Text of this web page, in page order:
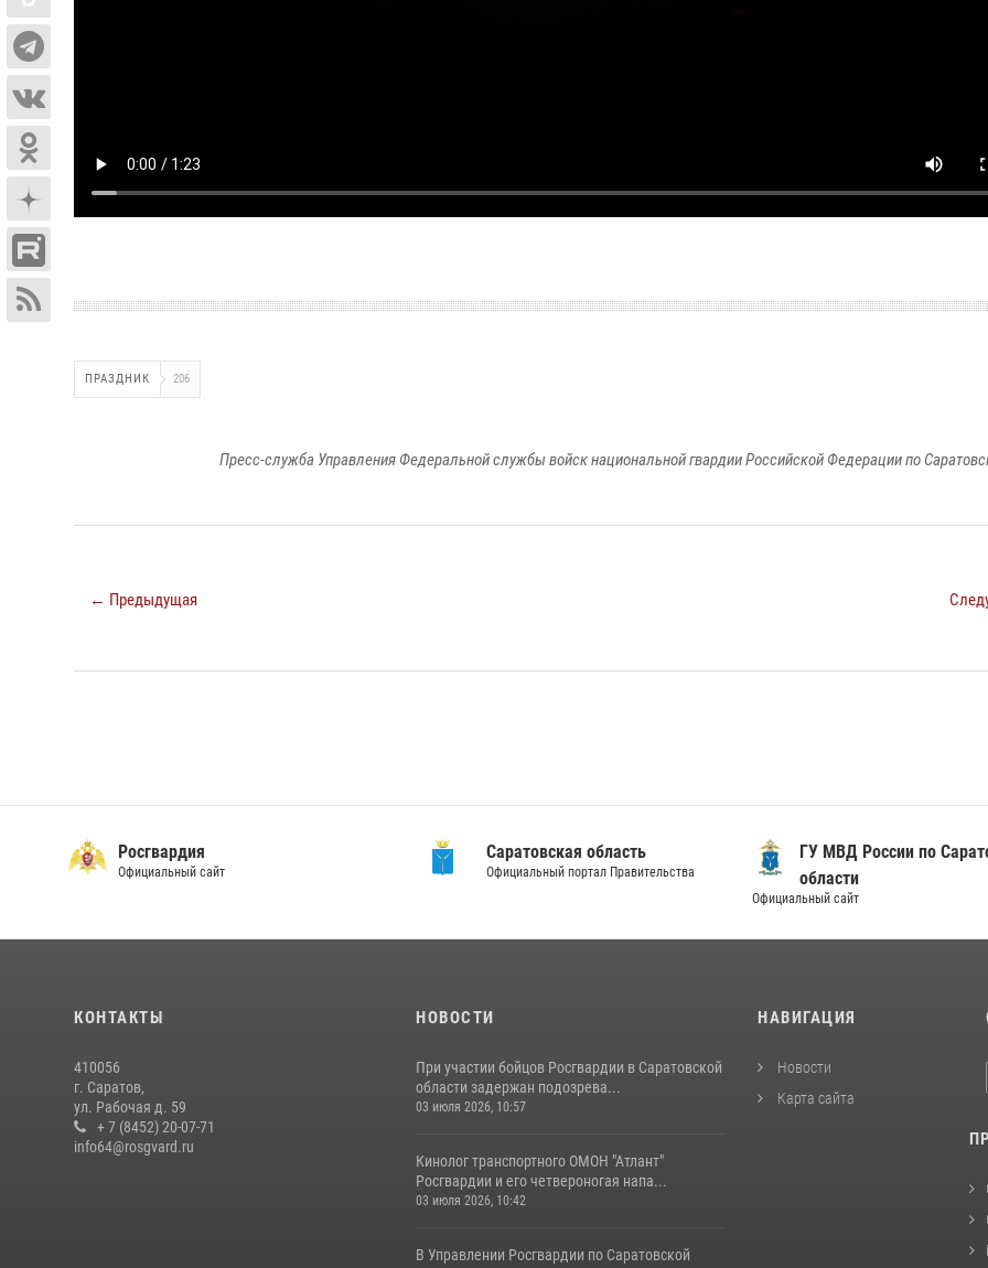
ПРАЗДНИК 206
Пресс-служба Управления Федеральной службы войск национальной гвардии Российской Федерации по
← Предыдущая
Росгвардия
Официальный сайт
Саратовская область
Официальный портал Правительства
ГУ МВД России по
области
Официальный сайт
КОНТАКТЫ
410056
г. Саратов,
ул. Рабочая д. 59
+ 7 (8452) 20-07-71
info64@rosgvard.ru
НОВОСТИ
При участии бойцов Росгвардии в Саратовской
области задержан подозрева...
03 июля 2026, 10:57
Кинолог транспортного ОМОН "Атлант"
Росгвардии и его четвероногая напа...
03 июля 2026, 10:42
В Управлении Росгвардии по Саратовской
НАВИГАЦИЯ
Новости
Карта сайта